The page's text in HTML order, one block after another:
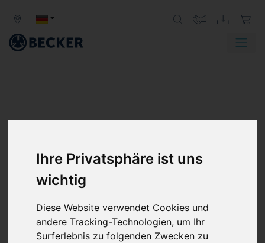
Ihre Privatsphäre ist uns
wichtig
Diese Website verwendet Cookies und
andere Tracking-Technologien, um Ihr
Surferlebnis zu folgenden Zwecken zu